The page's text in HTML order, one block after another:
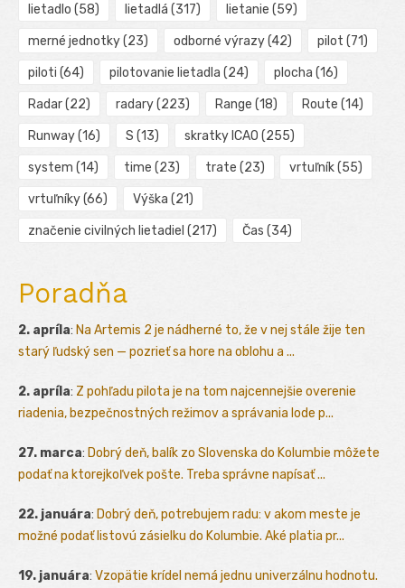
lietadlo (58) lietadlá (317) lietanie (59)
merné jednotky(23) odborné výrazy(42) pilot (71)
piloti (64) pilotovanie lietadla (24) plocha (16)
Radar(22) radary(223) Range (18) Route (14)
Runway(16) S (13) skratky ICAO (255)
system (14) time (23) trate (23) vrtuľník(55)
vrtuľníky(66) Výška (21)
značenie civilných lietadiel (217) Čas (34)
Poradňa
2. apríla: Na Artemis 2 je nádherné to, že v nej stále žije ten
starý ľudský sen — pozrieť sa hore na oblohu a ...
2. apríla: Z pohľadu pilota je na tom najcennejšie overenie
riadenia, bezpečnostných režimov a správania lode p...
27. marca: Dobrý deň, balík zo Slovenska do Kolumbie môžete
podať na ktorejkoľvek pošte. Treba správne napísať ...
22. januára: Dobrý deň, potrebujem radu: v akom meste je
možné podať listovú zásielku do Kolumbie. Aké platia pr...
19. januára: Vzopätie krídel nemá jednu univerzálnu hodnotu.